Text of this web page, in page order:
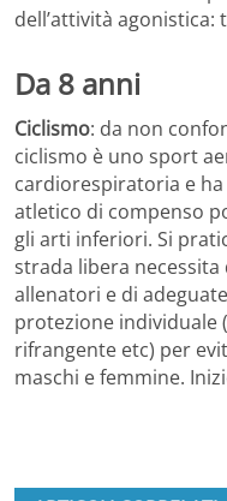
dell’attività agonistica:
Da 8 anni
Ciclismo: da non
ciclismo è uno sport
cardiorespiratoria e
atletico di compenso
gli arti inferiori. Si
strada libera
allenatori e di
protezione individuale
rifrangente etc) per
maschi e femmine.